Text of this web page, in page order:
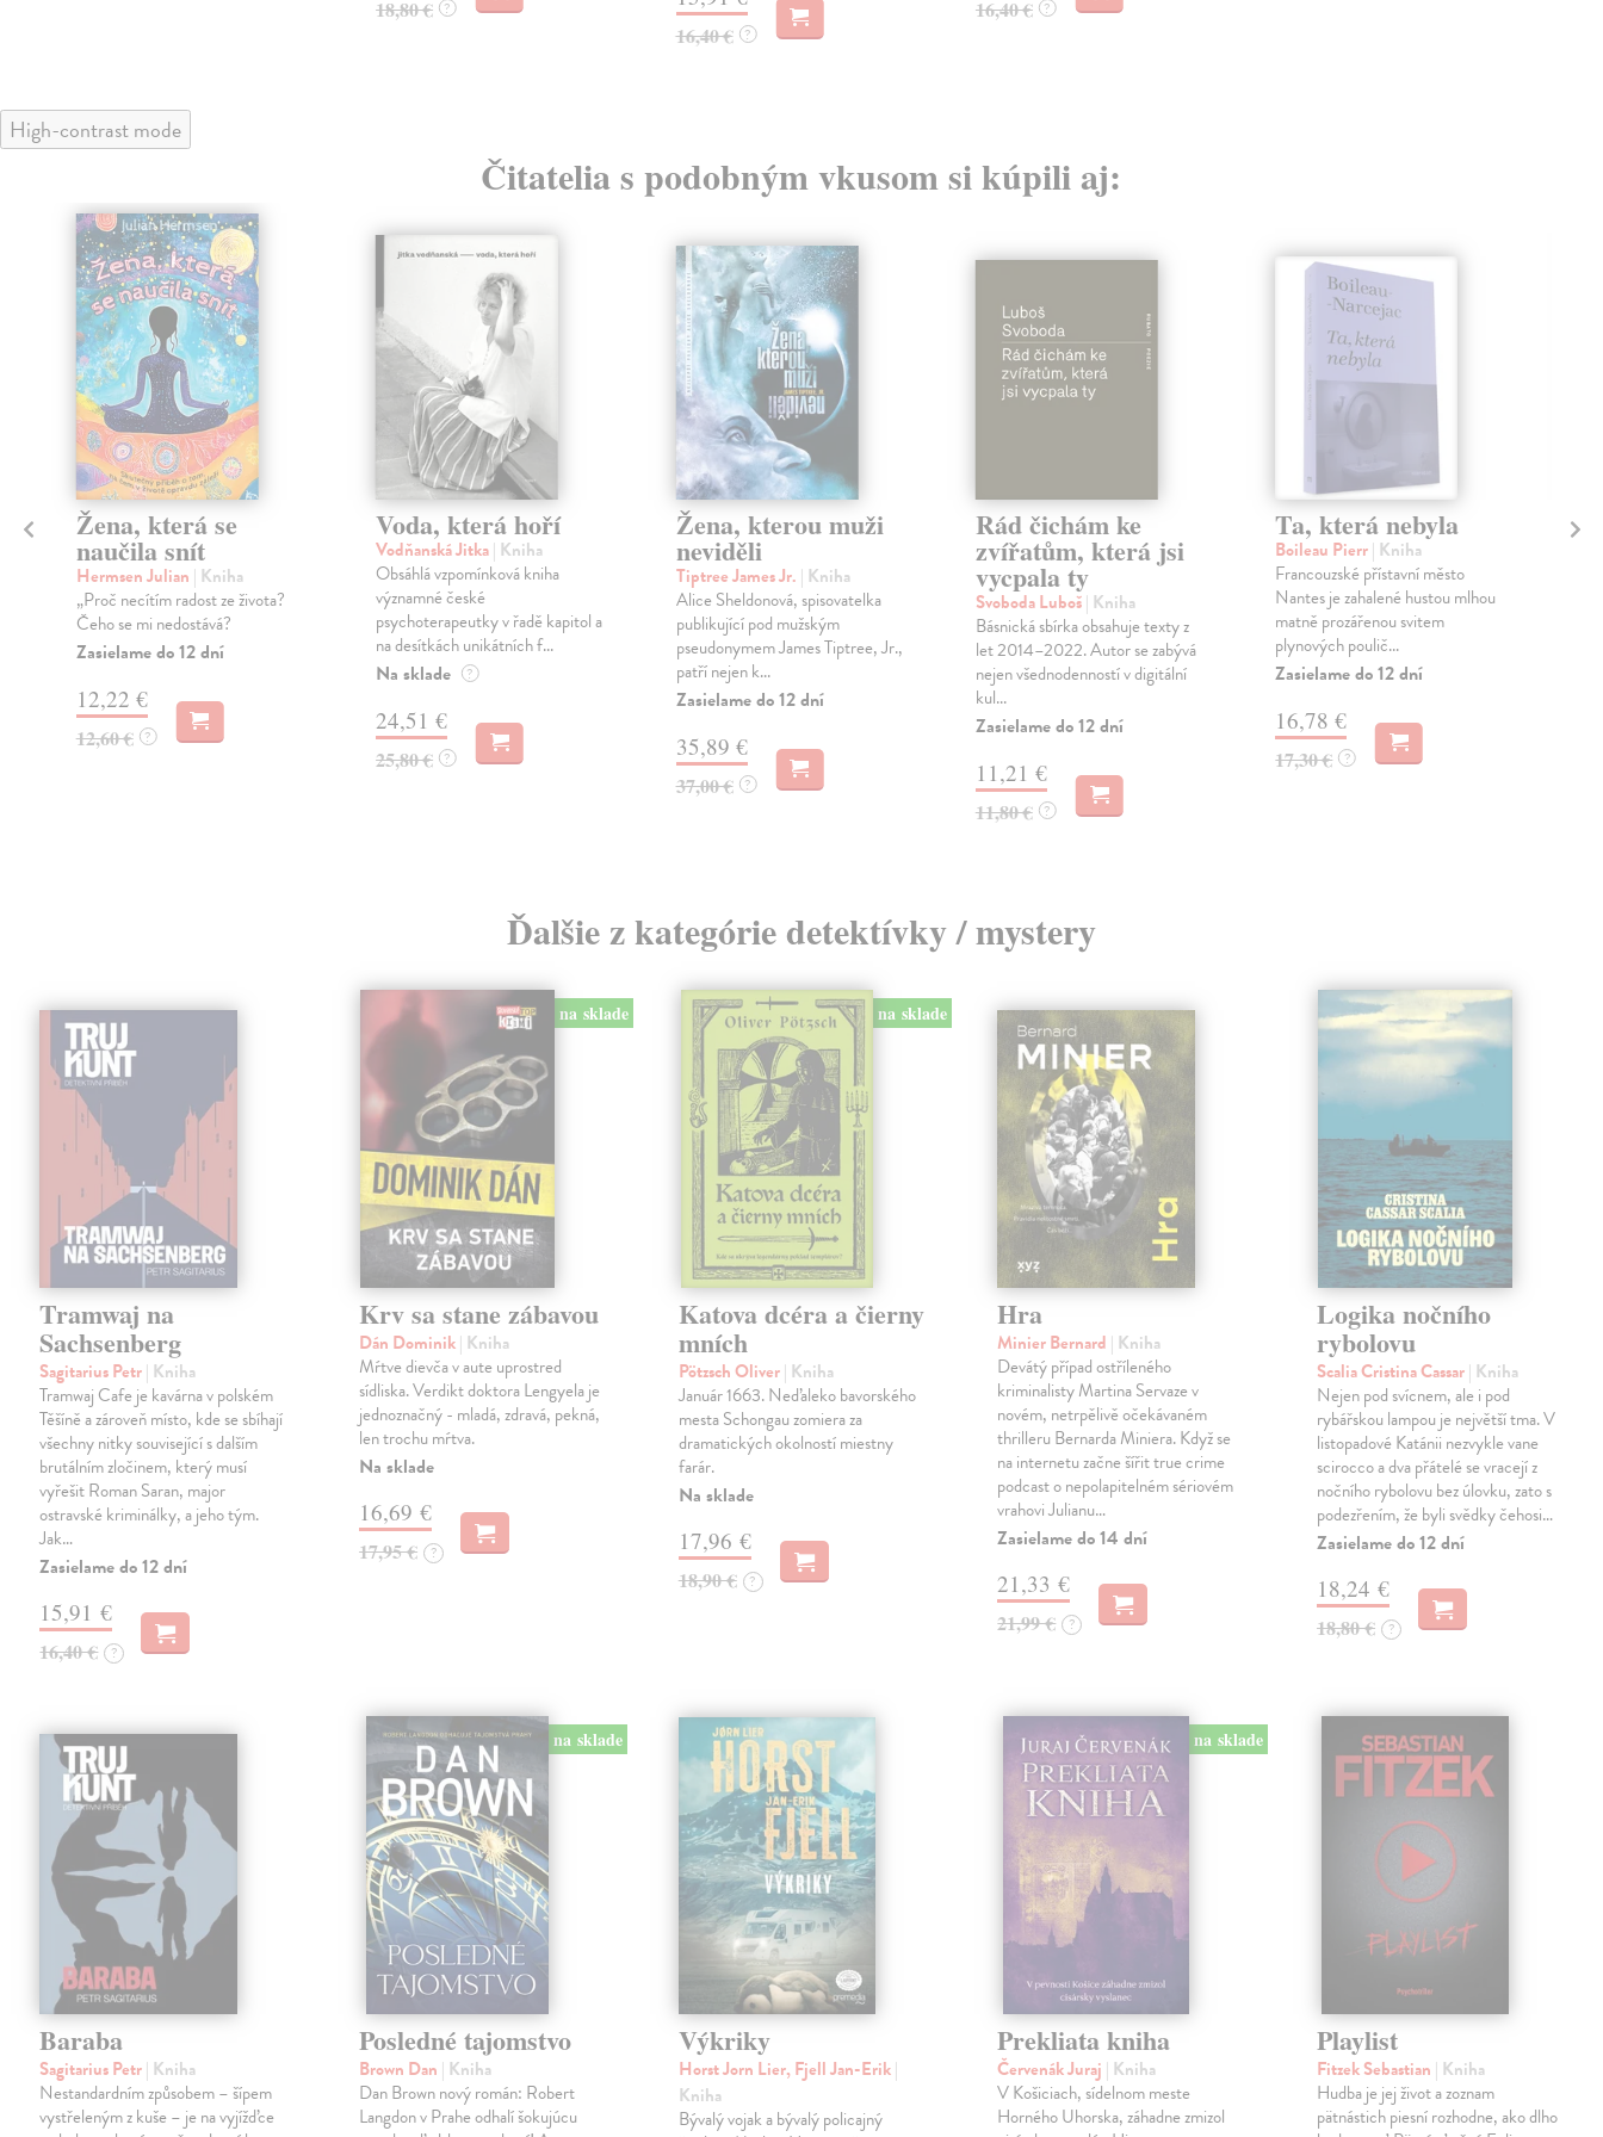
18,80 € ?
16,40 € ?
16,40 € ?
High-contrast mode
Čitatelia s podobným vkusom si kúpili aj:
Žena, která se
naučila snít
Hermsen Julian | Kniha
„Proč necítím radost ze života?
Čeho se mi nedostává?
Zasielame do 12 dní
12,22 €
12,60 € ?
Voda, která hoří
Vodňanská Jitka| Kniha
Obsáhlá vzpomínková kniha
významné české
psychoterapeutky v řadě kapitol a
na desítkách unikátních f...
Na sklade ?
24,51 €
25,80 € ?
Žena, kterou muži
neviděli
Tiptree James Jr. | Kniha
Alice Sheldonová, spisovatelka
publikující pod mužským
pseudonymem James Tiptree, Jr.,
patří nejen k...
Zasielame do 12 dní
35,89 €
37,00 € ?
Rád čichám ke
zvířatům, která jsi
vycpala ty
Svoboda Luboš| Kniha
Básnická sbírka obsahuje texty z
let 2014–2022. Autor se zabývá
nejen všednodenností v digitální
kul...
Zasielame do 12 dní
11,21 €
11,80 € ?
Ta, která nebyla
Boileau Pierr| Kniha
Francouzské přístavní město
Nantes je zahalené hustou mlhou
matně prozářenou svitem
plynových poulič...
Zasielame do 12 dní
16,78 €
17,30 € ?
Ďalšie z kategórie detektívky / mystery
Tramwaj na
Sachsenberg
Sagitarius Petr| Kniha
Tramwaj Cafe je kavárna v polském
Těšíně a zároveň místo, kde se sbíhají
všechny nitky související s dalším
brutálním zločinem, který musí
vyřešit Roman Saran, major
ostravské kriminálky, a jeho tým.
Jak…
Zasielame do 12 dní
15,91 €
16,40 € ?
na sklade
Krv sa stane zábavou
Dán Dominik| Kniha
Mŕtve dievča v aute uprostred
sídliska. Verdikt doktora Lengyela je
jednoznačný - mladá, zdravá, pekná,
len trochu mŕtva.
Na sklade
16,69 €
17,95 € ?
na sklade
Katova dcéra a čierny
mních
Pötzsch Oliver| Kniha
Január 1663. Neďaleko bavorského
mesta Schongau zomiera za
dramatických okolností miestny
farár.
Na sklade
17,96 €
18,90 € ?
Hra
Minier Bernard | Kniha
Devátý případ ostříleného
kriminalisty Martina Servaze v
novém, netrpělivě očekávaném
thrilleru Bernarda Miniera. Když se
na internetu začne šířit true crime
podcast o nepolapitelném sériovém
vrahovi Julianu…
Zasielame do 14 dní
21,33 €
21,99 € ?
Logika nočního
rybolovu
Scalia Cristina Cassar| Kniha
Nejen pod svícnem, ale i pod
rybářskou lampou je největší tma. V
listopadové Katánii nezvykle vane
scirocco a dva přátelé se vracejí z
nočního rybolovu bez úlovku, zato s
podezřením, že byli svědky čehosi…
Zasielame do 12 dní
18,24 €
18,80 € ?
Baraba
Sagitarius Petr| Kniha
Nestandardním způsobem – šípem
vystřeleným z kuše – je na vyjížďce
na sklade
Posledné tajomstvo
Brown Dan | Kniha
Dan Brown nový román: Robert
Langdon v Prahe odhalí šokujúcu
Výkriky
Horst Jorn Lier, Fjell Jan-Erik|
Kniha
Bývalý vojak a bývalý policajný
na sklade
Prekliata kniha
Červenák Juraj | Kniha
V Košiciach, sídelnom meste
Horného Uhorska, záhadne zmizol
Playlist
Fitzek Sebastian | Kniha
Hudba je jej život a zoznam
pätnástich piesní rozhodne, ako dlho